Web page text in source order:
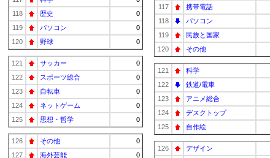
118
歴史
0
119
パソコン
0
120
野球 0
121 サッカー
0
122
スポーツ総合
0
123
自転車
0
124
ネットゲーム
0
125
思想・哲学 0
126 その他
0
127
海外芸能
0
117
携帯電話
118
パソコン
119
民族と国家
120
その他
121 科学
122
鉄道/電車
123
アニメ総合
124
デスクトップ
125
自作絵
126 デザイン